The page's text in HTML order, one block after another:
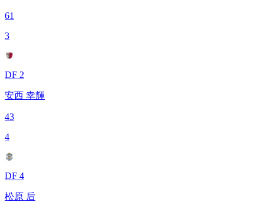
61
3
DF 2
安西 幸輝
43
4
DF 4
松原 后